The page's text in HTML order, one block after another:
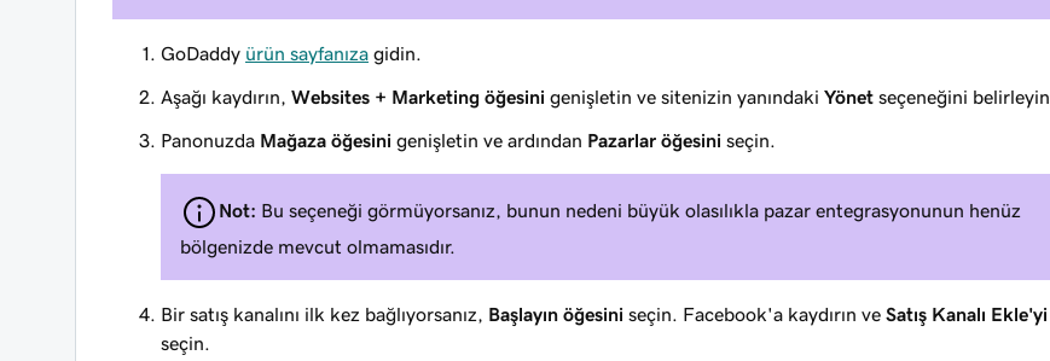
GoDaddy ürün sayfanıza gidin.
Aşağı kaydırın, Websites + Marketing öğesini genişletin ve sitenizin yanındaki Yönet seçeneğini belirleyin.
Panonuzda Mağaza öğesini genişletin ve ardından Pazarlar öğesini seçin.
Not: Bu seçeneği görmüyorsanız, bunun nedeni büyük olasılıkla pazar entegrasyonunun henüz
bölgenizde mevcut olmamasıdır.
Bir satış kanalını ilk kez bağlıyorsanız, Başlayın öğesini seçin. Facebook'a kaydırın ve Satış Kanalı Ekle'yi
seçin.